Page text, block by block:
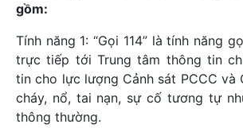
gồm:
Tính năng 1: “Gọi 114” là tính năng
trực tiếp tới Trung tâm thông tin
tin cho lực lượng Cảnh sát PCCC và
cháy, nổ, tai nạn, sự cố tương tự
thông thường.